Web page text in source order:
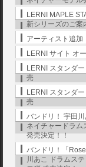
LERNI MAPLE
新シリーズのご案
アーティスト追加
LERNI サイト オ
LERNI スタンダ
売
LERNI スタンダ
売
バンドリ！ 宇田
ネイチャードラム
発売決定！！
バンドリ！「
川あこ ドラムス